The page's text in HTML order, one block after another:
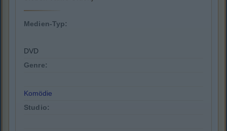
Medien-Typ:
DVD
Genre:
Komödie
Studio: